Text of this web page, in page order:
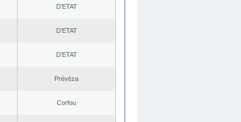
D’ETAT
D’ETAT
D’ETAT
Prévéza
Corfou